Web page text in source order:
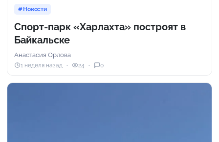
Новости
Спорт-парк «Харлахта» построят в
Байкальске
Анастасия Орлова
1 неделя назад 24 0